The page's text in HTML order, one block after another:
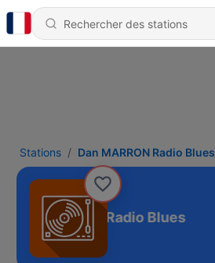
Stations Dan MARRON Radio Blues
Dan MARRON Radio Blues